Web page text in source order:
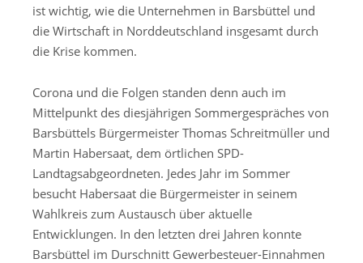
ist wichtig, wie die Unternehmen in Barsbüttel und
die Wirtschaft in Norddeutschland insgesamt durch
die Krise kommen.
Corona und die Folgen standen denn auch im
Mittelpunkt des diesjährigen Sommergespräches von
Barsbüttels Bürgermeister Thomas Schreitmüller und
Martin Habersaat, dem örtlichen SPD-
Landtagsabgeordneten. Jedes Jahr im Sommer
besucht Habersaat die Bürgermeister in seinem
Wahlkreis zum Austausch über aktuelle
Entwicklungen. In den letzten drei Jahren konnte
Barsbüttel im Durschnitt Gewerbesteuer-Einnahmen